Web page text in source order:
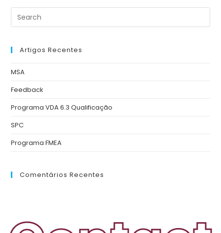
Artigos Recentes
MSA
Feedback
Programa VDA 6.3 Qualificação
SPC
Programa FMEA
Comentários Recentes